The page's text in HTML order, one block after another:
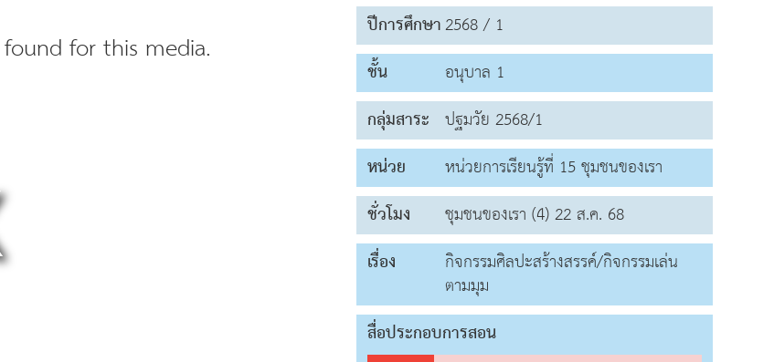
for this media.
ปีการศึกษา2568 / 1
ชั้น
อนุบาล 1
กลุ่มสาระ ปฐมวัย 2568/1
หน่วย
หน่วยการเรียนรู้ที่ 15 ชุมชนของเรา
ชั่วโมง
ชุมชนของเรา (4) 22 ส.ค. 68
เรื่อง
กิจกรรมศิลปะสร้างสรรค์/กิจกรรมเล่น
ตามมุม
สื่อประกอบการสอน